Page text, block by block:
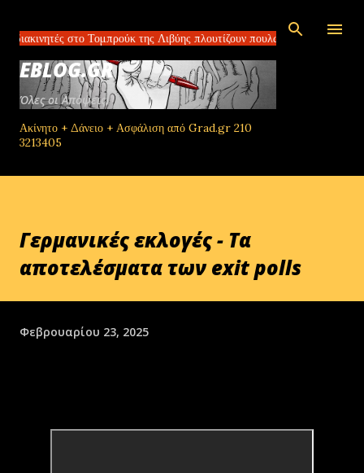
της Λιβύης πλουτίζουν πουλώντας ελπίδα ΗΠΑ
EBLOG.GR
Όλες οι Απόψεις!
Ακίνητο + Δάνειο + Ασφάλιση από Grad.gr 210
3213405
Γερμανικές εκλογές - Τα
αποτελέσματα των exit polls
Φεβρουαρίου 23, 2025